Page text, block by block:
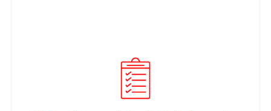
sur la plateforme Gervasy le résultats du service
créant une base de donnée mutualisée